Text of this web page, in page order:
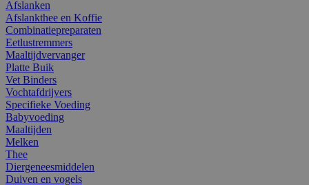
Afslanken
Afslankthee en Koffie
Combinatiepreparaten
Eetlustremmers
Maaltijdvervanger
Platte Buik
Vet Binders
Vochtafdrijvers
Specifieke Voeding
Babyvoeding
Maaltijden
Melken
Thee
Diergeneesmiddelen
Duiven en vogels